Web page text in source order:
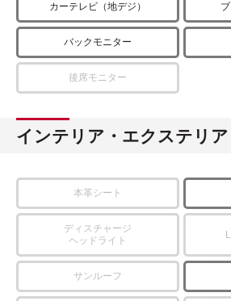
カーテレビ（地デジ）
バックモニター
後席モニター
インテリア・エクステリア
本革シート
ディスチャージ
ヘッドライト
サンルーフ